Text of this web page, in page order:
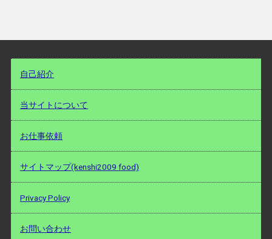
自己紹介
当サイトについて
お仕事依頼
サイトマップ(kenshi2009 food)
Privacy Policy
お問い合わせ